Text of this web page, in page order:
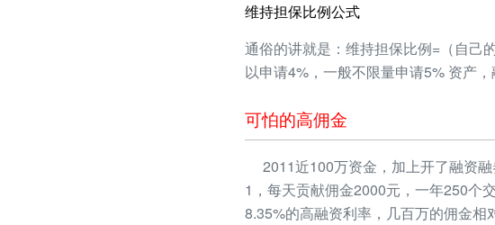
维持担保比例公式
通俗的讲就是：维持担保比例=（自己
以申请4%，一般不限量申请5% 资产
可怕的高佣金
2011近100万资金，加上开了融资
1，每天贡献佣金2000元，一年250个
8.35%的高融资利率，几百万的佣金相